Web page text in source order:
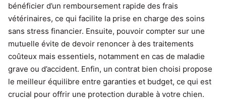
bénéficier d’un remboursement rapide des frais
vétérinaires, ce qui facilite la prise en charge des soins
sans stress financier. Ensuite, pouvoir compter sur une
mutuelle évite de devoir renoncer à des traitements
coûteux mais essentiels, notamment en cas de maladie
grave ou d’accident. Enfin, un contrat bien choisi propose
le meilleur équilibre entre garanties et budget, ce qui est
crucial pour offrir une protection durable à votre chien.